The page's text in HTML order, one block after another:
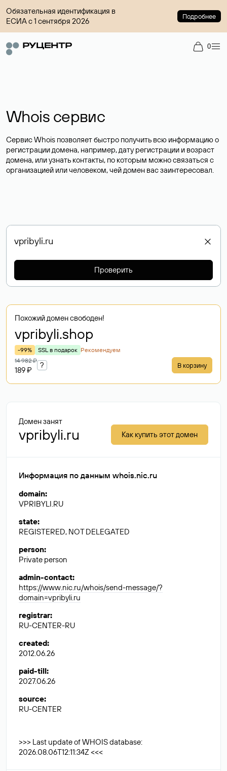
Обязательная идентификация в
ЕСИА с 1 сентября 2026
Подробнее
0
Whois сервис
Сервис Whois позволяет быстро получить всю информацию о
регистрации домена, например, дату регистрации и возраст
домена, или узнать контакты, по которым можно связаться с
организацией или человеком, чей домен вас заинтересовал.
Проверить
Похожий домен свободен!
vpribyli.shop
-99% SSL в подарок Рекомендуем
14 982 ₽
189 ₽
? В корзину
Домен занят
vpribyli.ru Как купить этот домен
Информация по данным whois.nic.ru
domain:
VPRIBYLI.RU
state:
REGISTERED, NOT DELEGATED
person:
Private person
admin-contact:
https://www.nic.ru/whois/send-message/?
domain=vpribyli.ru
registrar:
RU-CENTER-RU
created:
2012.06.26
paid-till:
2027.06.26
source:
RU-CENTER
>>> Last update of WHOIS database:
2026.08.06T12:11:34Z <<<